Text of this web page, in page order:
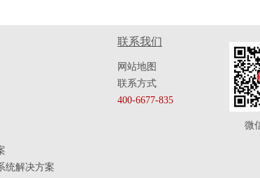
统解决方案
联系我们
网站地图
联系方式
400-6677-835
微